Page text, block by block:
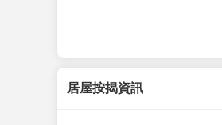
居屋按揭資訊